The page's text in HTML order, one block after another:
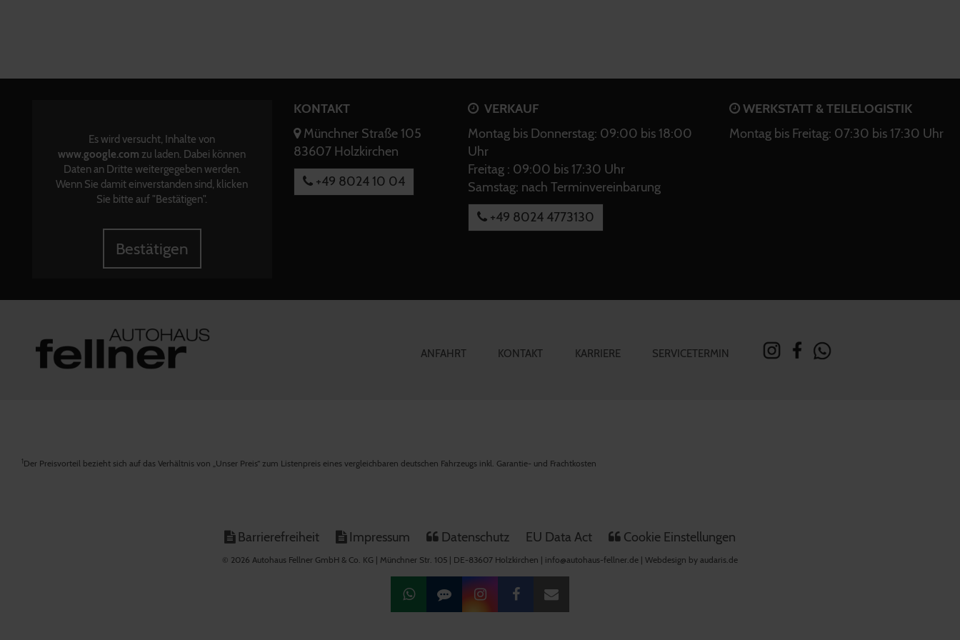
Es wird versucht, Inhalte von
www.google.com zu laden. Dabei können
Daten an Dritte weitergegeben werden.
Wenn Sie damit einverstanden sind, klicken
Sie bitte auf "Bestätigen".
Bestätigen
KONTAKT
Münchner Straße 105
83607 Holzkirchen
+49 8024 10 04
VERKAUF
Montag bis Donnerstag: 09:00 bis 18:00
Uhr
Freitag : 09:00 bis 17:30 Uhr
Samstag: nach Terminvereinbarung
+49 8024 4773130
WERKSTATT & TEILELOGISTIK
Montag bis Freitag: 07:30 bis 17:30 Uhr
ANFAHRT KONTAKT KARRIERE SERVICETERMIN
1Der Preisvorteil bezieht sich auf das Verhältnis von „Unser Preis“ zum Listenpreis eines vergleichbaren deutschen Fahrzeugs inkl. Garantie- und Frachtkosten
Barrierefreiheit Impressum Datenschutz EU Data Act Cookie Einstellungen
© 2026 Autohaus Fellner GmbH & Co. KG | Münchner Str. 105 | DE-83607 Holzkirchen | info@autohaus-fellner.de | Webdesign by audaris.de